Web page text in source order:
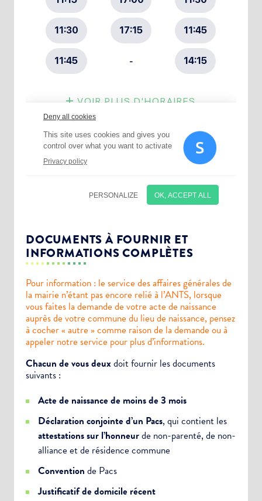
DOCUMENTS À FOURNIR ET
INFORMATIONS COMPLÈTES
Pour information : le service des affaires générales de
la mairie n’étant pas encore relié à l’ANTS, lorsque
vous faites la demande de votre acte de naissance
auprès de votre commune du lieu de naissance, pensez
à cocher « autre » comme raison de la demande ou à
appeler notre service pour plus d’informations.
Chacun de vous deuxdoit fournir les documents
suivants :
Acte de naissance de moins de 3 mois
Déclaration conjointe d’un Pacs, qui contient les
attestations sur l’honneurde non-parenté, de non-
alliance et de résidence commune
Convention de Pacs
Justificatif de domicile récent
Choisissez votre abonnement :
Newsletter Culture
Newsletter Sport et Vie associative